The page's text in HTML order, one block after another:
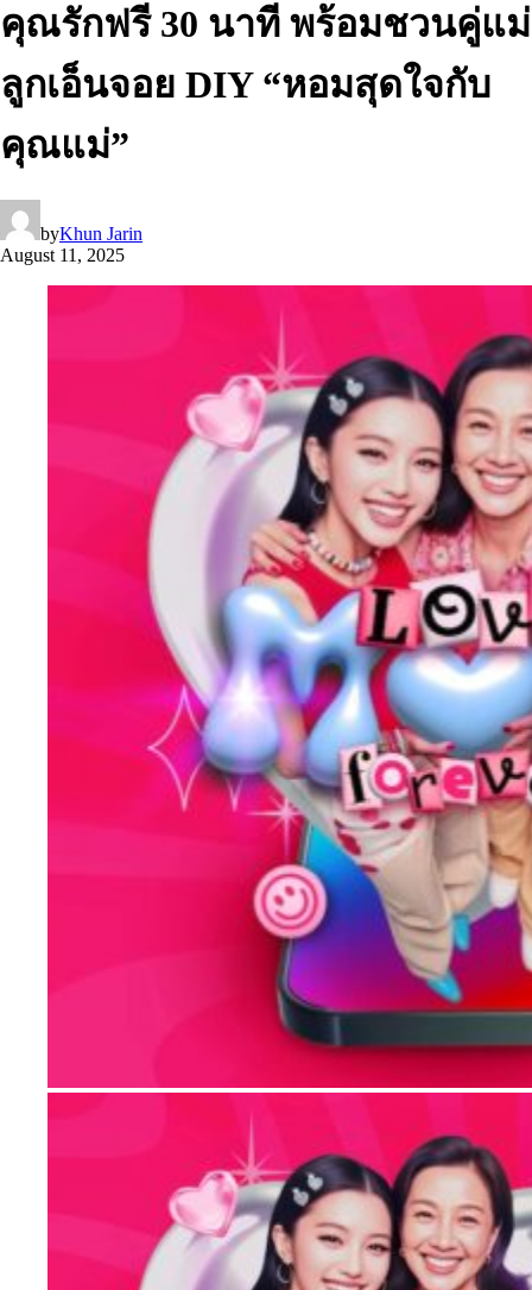
คุณรักฟรี 30 นาที พร้อมชวนคู่แม่
ลูกเอ็นจอย DIY “หอมสุดใจกับ
คุณแม่”
byKhun Jarin
August 11, 2025